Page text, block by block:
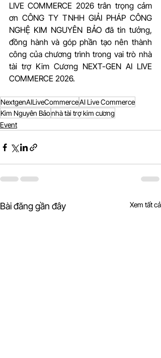
LIVE COMMERCE 2026 trân trọng cảm
ơn CÔNG TY TNHH GIẢI PHÁP CÔNG
NGHỆ KIM NGUYÊN BẢO đã tin tưởng,
đồng hành và góp phần tạo nên thành
công của chương trình trong vai trò nhà
tài trợ Kim Cương NEXT-GEN AI LIVE
COMMERCE 2026.
NextgenAILiveCommerceAI Live Commerce
Kim Nguyên Bảonhà tài trợ kim cương
Event
Bài đăng gần đây Xem tất cả